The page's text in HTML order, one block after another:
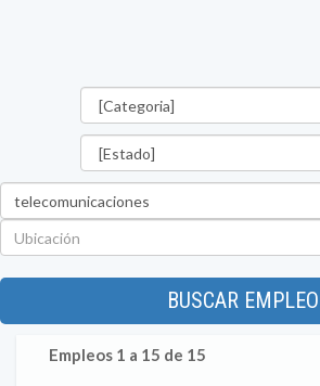
BUSCAR EMPLEO
Empleos 1 a 15 de 15